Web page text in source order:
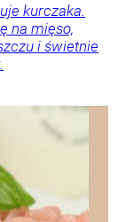
kurczaka.
na mięso,
i świetnie